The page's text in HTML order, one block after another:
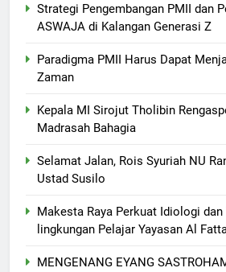
Strategi Pengembangan PMII dan
ASWAJA di Kalangan Generasi Z
Paradigma PMII Harus Dapat
Zaman
Kepala MI Sirojut Tholibin
Madrasah Bahagia
Selamat Jalan, Rois Syuriah NU
Ustad Susilo
Makesta Raya Perkuat Idiologi
lingkungan Pelajar Yayasan Al
MENGENANG EYANG